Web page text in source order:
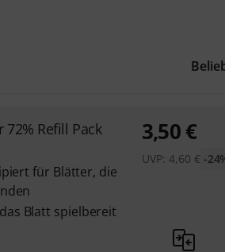
72% Refill Pack
für Blätter, die
Blatt spielbereit
3,50€
UVP:4,60 € -